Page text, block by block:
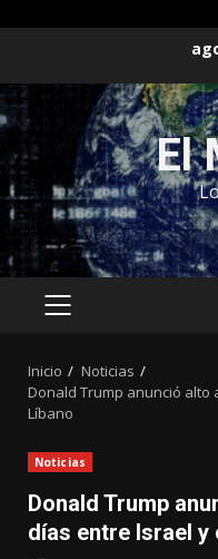
contenido
El
MENÚ
Inicio
Noticias
Donald Trump anunció alto
Líbano
Noticias
Donald Trump
días entre Israel y